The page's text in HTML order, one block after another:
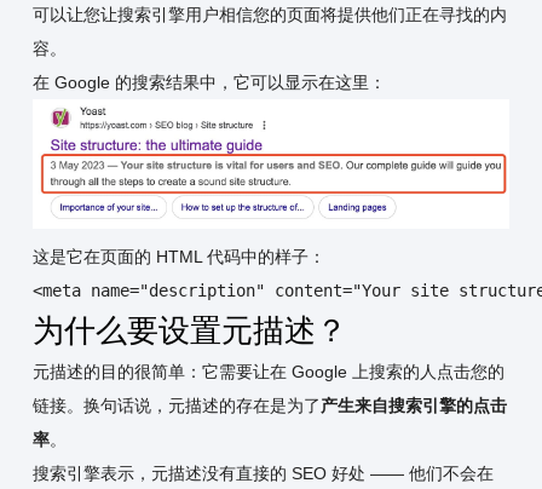
可以让您让搜索引擎用户相信您的页面将提供他们正在寻找的内
容。
在 Google 的搜索结果中，它可以显示在这里：
这是它在页面的 HTML 代码中的样子：
<meta name="description" content="Your site
为什么要设置元描述？
元描述的目的很简单：它需要让在 Google 上搜索的人点击您的
链接。换句话说，元描述的存在是为了产生来自搜索引擎的点击
率。
搜索引擎表示，元描述没有直接的 SEO 好处 —— 他们不会在